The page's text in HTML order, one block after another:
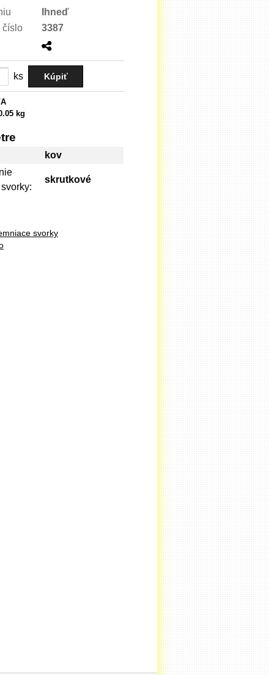
Ihneď
číslo
3387
ks
kg
kov
skrutkové
svorky